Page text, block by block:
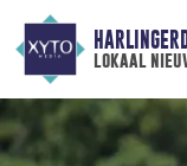
lokaal